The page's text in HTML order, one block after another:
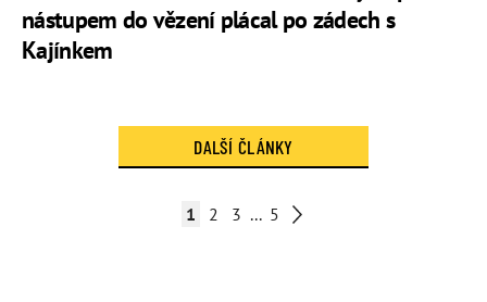
nástupem do vězení plácal po zádech s
Kajínkem
DALŠÍ ČLÁNKY
1 2 3 ... 5